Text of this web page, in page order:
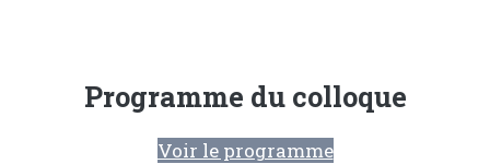
Programme du colloque
Voir le programme